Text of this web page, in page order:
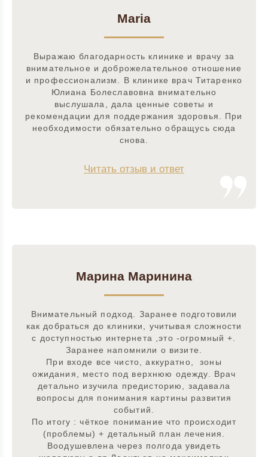
Maria
Выражаю благодарность клинике и врачу за
внимательное и доброжелательное отношение
и профессионализм. В клинике врач Титаренко
Юлиана Болеславовна внимательно
выслушала, дала ценные советы и
рекомендации для поддержания здоровья. При
необходимости обязательно обращусь сюда
снова.
Читать отзыв и ответ
Марина Маринина
Внимательный подход. Заранее подготовили
как добраться до клиники, учитывая сложности
с доступностью интернета ,это -огромный +.
Заранее напомнили о визите.
При входе все чисто, аккуратно, зоны
ожидания, место под верхнюю одежду. Врач
детально изучила предисторию, задавала
вопросы для понимания картины развития
событий.
По итогу : чёткое понимание что происходит
(проблемы) + детальный план лечения.
Воодушевлена через полгода увидеть